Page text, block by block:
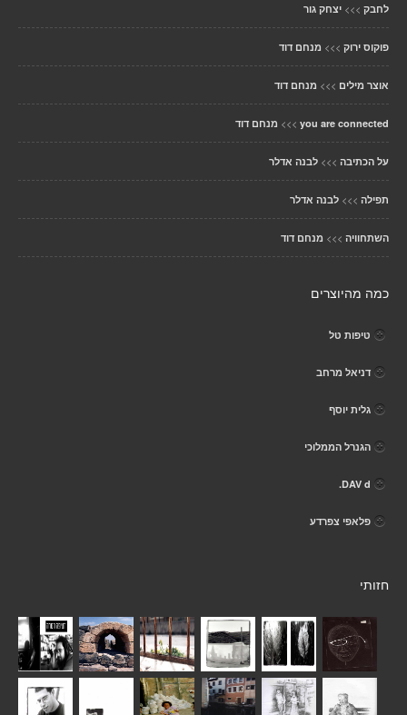
לחבק >>> יצחק גור
פוקוס ירוק >>> מנחם דוד
אוצר מילים >>> מנחם דוד
you are connected
>>> מנחם דוד
על הכתיבה >>> לבנה אדלר
תפילה >>> לבנה אדלר
השתחוויה >>> מנחם דוד
כמה מהיוצרים
טיפות טל
דניאל מרחב
גלית יוסף
הגנרל הממלוכי
DAV d.
פלאפי צפרדע
חזותי